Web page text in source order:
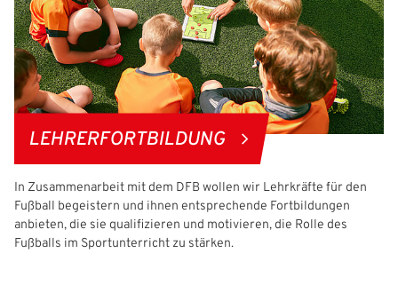
LEHRERFORTBILDUNG
In Zusammenarbeit mit dem DFB wollen wir Lehrkräfte für den
Fußball begeistern und ihnen entsprechende Fortbildungen
anbieten, die sie qualifizieren und motivieren, die Rolle des
Fußballs im Sportunterricht zu stärken.